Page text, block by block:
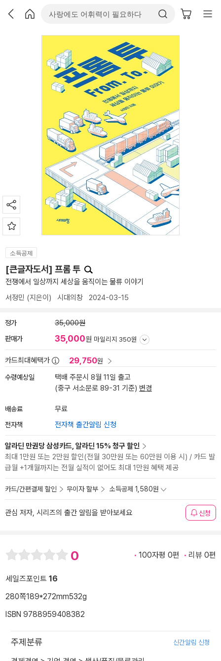
소득공제
[큰글자도서] 프롬 투
전쟁에서 일상까지 세상을 움직이는 물류 이야기
서정민 (지은이) 시대의창 2024-03-15
정가 35,000원
판매가 35,000원 마일리지 350원
카드최대혜택가 29,750원
수령예상일
택배 주문시 8월 11일 출고
(중구 서소문로 89-31 기준) 변경
배송료 무료
전자책 전자책 출간알림 신청
알라딘 만권당 삼성카드, 알라딘 15% 청구 할인
최대 1만원 또는 2만원 할인(전월 30만원 또는 60만원 이용 시) / 카드 발
급월 +1개월까지는 전월 실적이 없어도 최대 1만원 혜택 제공
카드/간편결제 할인 무이자 할부 소득공제 1,580원
관심 저자, 시리즈의 출간 알림을 받아보세요 신청
0 100자평 0편 리뷰 0편
세일즈포인트 16
280쪽189*272mm532g
ISBN 9788959408382
주제분류 신간알림 신청